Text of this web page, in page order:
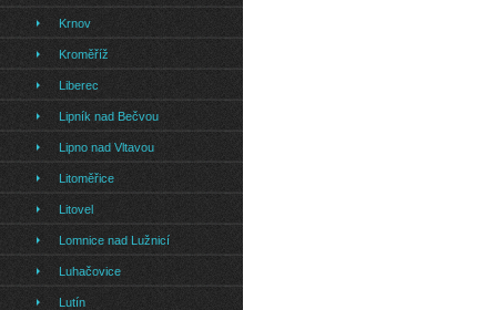
Krnov
Kroměříž
Liberec
Lipník nad Bečvou
Lipno nad Vltavou
Litoměřice
Litovel
Lomnice nad Lužnicí
Luhačovice
Lutín